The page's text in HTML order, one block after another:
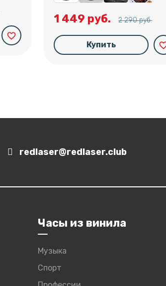
favorite_border
1 449 руб. 2 290 руб.
Купить
redlaser@redlaser.club
Часы из винила
Музыка
Спорт